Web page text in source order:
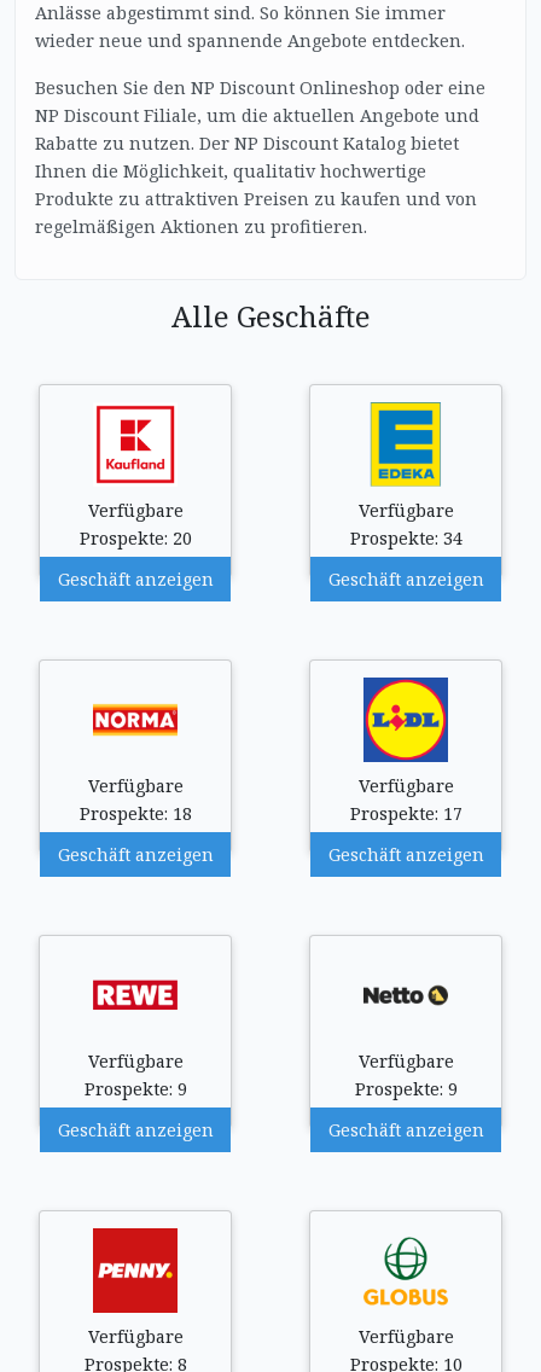
Anlässe abgestimmt sind. So können Sie immer
wieder neue und spannende Angebote entdecken.
Besuchen Sie den NP Discount Onlineshop oder eine
NP Discount Filiale, um die aktuellen Angebote und
Rabatte zu nutzen. Der NP Discount Katalog bietet
Ihnen die Möglichkeit, qualitativ hochwertige
Produkte zu attraktiven Preisen zu kaufen und von
regelmäßigen Aktionen zu profitieren.
Alle Geschäfte
Verfügbare
Prospekte: 20
Geschäft anzeigen
Verfügbare
Prospekte: 34
Geschäft anzeigen
Verfügbare
Prospekte: 18
Geschäft anzeigen
Verfügbare
Prospekte: 17
Geschäft anzeigen
Verfügbare
Prospekte: 9
Geschäft anzeigen
Verfügbare
Prospekte: 9
Geschäft anzeigen
Verfügbare
Prospekte: 8
Verfügbare
Prospekte: 10